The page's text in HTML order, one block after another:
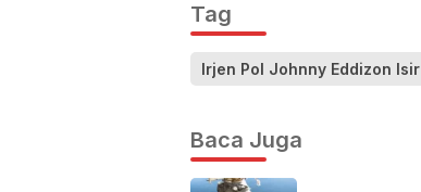
Tag
Irjen Pol Johnny Eddizon Isir
Baca Juga